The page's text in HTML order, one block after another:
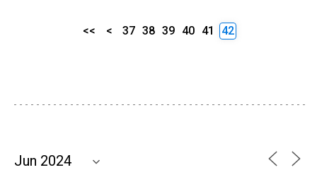
<< < 37 38 39 40 41 42